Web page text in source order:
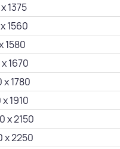
1375
1560
1580
1670
х 1780
1910
х 2150
х 2250